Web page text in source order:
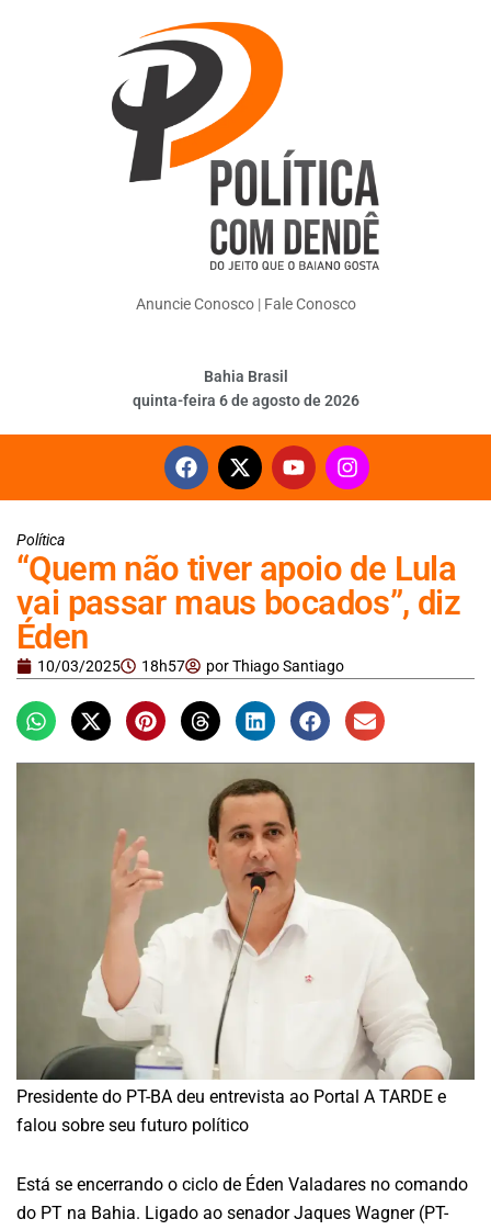
Anuncie Conosco| Fale Conosco
Bahia Brasil
quinta-feira 6 de agosto de 2026
Política
“Quem não tiver apoio de Lula
vai passar maus bocados”, diz
Éden
10/03/2025 18h57 porThiago Santiago
Presidente do PT-BA deu entrevista ao Portal A TARDE e
falou sobre seu futuro político
Está se encerrando o ciclo de Éden Valadares no comando
do PT na Bahia. Ligado ao senador Jaques Wagner (PT-